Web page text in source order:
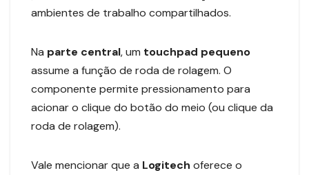
ambientes de trabalho compartilhados.
Na parte central, um touchpad pequeno
assume a função de roda de rolagem. O
componente permite pressionamento para
acionar o clique do botão do meio (ou clique da
roda de rolagem).
Vale mencionar que a Logitech oferece o